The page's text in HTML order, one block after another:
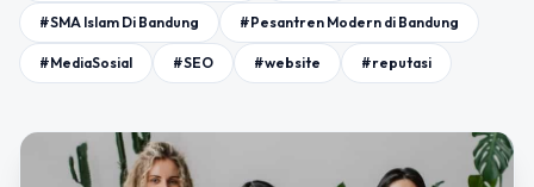
#SMA Islam Di Bandung #Pesantren Modern di Bandung
#MediaSosial #SEO #website #reputasi